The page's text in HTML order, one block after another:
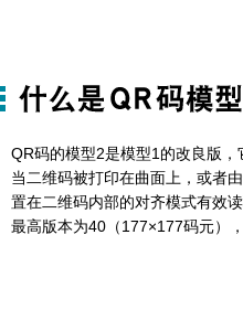
QR码的模型2是模型1的改良版
当二维码被打印在曲面上，或者
置在二维码内部的对齐模式有效读
最高版本为40（177×177码元）